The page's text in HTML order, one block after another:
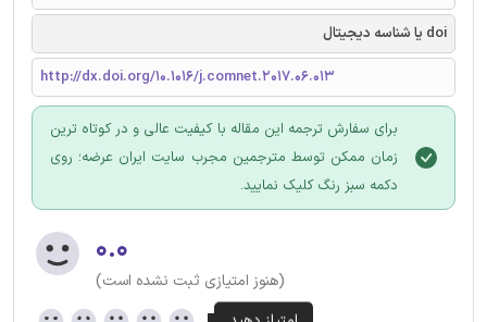
doi یا شناسه دیجیتال
http://dx.doi.org/10.1016/j.comnet.2017.06.013
برای سفارش ترجمه این مقاله با کیفیت عالی و در کوتاه ترین
زمان ممکن توسط مترجمین مجرب سایت ایران عرضه؛ روی
دکمه سبز رنگ کلیک نمایید.
۰.۰
(هنوز امتیازی ثبت نشده است)